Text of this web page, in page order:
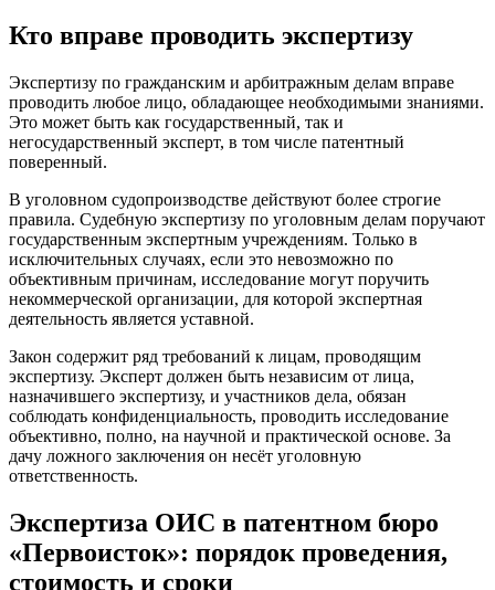
Кто вправе проводить экспертизу
Экспертизу по гражданским и арбитражным делам вправе
проводить любое лицо, обладающее необходимыми знаниями.
Это может быть как государственный, так и
негосударственный эксперт, в том числе патентный
поверенный.
В уголовном судопроизводстве действуют более строгие
правила. Судебную экспертизу по уголовным делам поручают
государственным экспертным учреждениям. Только в
исключительных случаях, если это невозможно по
объективным причинам, исследование могут поручить
некоммерческой организации, для которой экспертная
деятельность является уставной.
Закон содержит ряд требований к лицам, проводящим
экспертизу. Эксперт должен быть независим от лица,
назначившего экспертизу, и участников дела, обязан
соблюдать конфиденциальность, проводить исследование
объективно, полно, на научной и практической основе. За
дачу ложного заключения он несёт уголовную
ответственность.
Экспертиза ОИС в патентном бюро
«Первоисток»: порядок проведения,
стоимость и сроки